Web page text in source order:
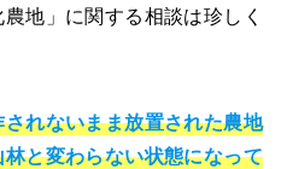
地」に関する相談は珍しく
されないまま放置された農地
と変わらない状態になって